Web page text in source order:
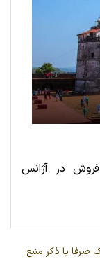
در آژانس
صرفا با ذکر منبع